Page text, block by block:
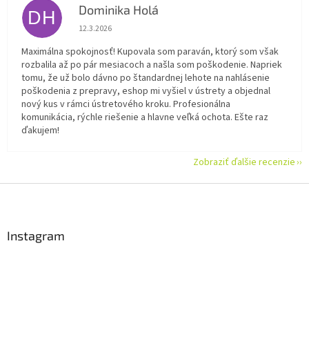
DH Dominika Holá
Hodnotenie obchodu je 5 z 5 hviezdičiek.
12.3.2026
Maximálna spokojnosť! Kupovala som paraván, ktorý som však
rozbalila až po pár mesiacoch a našla som poškodenie. Napriek
tomu, že už bolo dávno po štandardnej lehote na nahlásenie
poškodenia z prepravy, eshop mi vyšiel v ústrety a objednal
nový kus v rámci ústretového kroku. Profesionálna
komunikácia, rýchle riešenie a hlavne veľká ochota. Ešte raz
ďakujem!
Zobraziť ďalšie recenzie
Instagram